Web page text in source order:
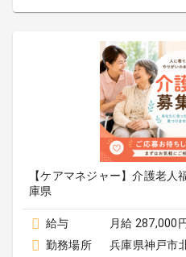
【ケアマネジャー】介護老
庫県
給与
月給 287,000
勤務場所
兵庫県神戸市